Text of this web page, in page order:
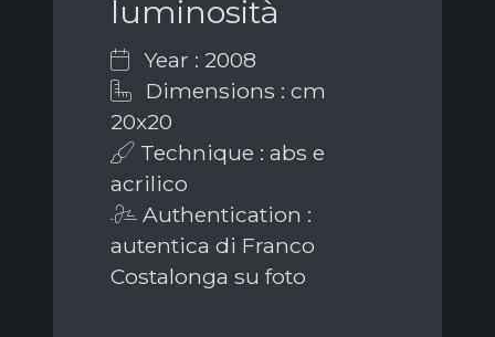
luminosità
Year : 2008
Dimensions : cm
20x20
Technique : abs e
acrilico
Authentication :
autentica di Franco
Costalonga su foto